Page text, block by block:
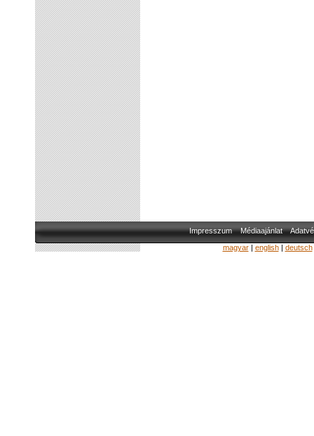
Impresszum Médiaajánlat
magyar| english| deutsch